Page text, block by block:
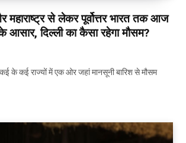
महाराष्ट्र से लेकर पूर्वोत्तर भारत तक आज
आसार, दिल्ली का कैसा रहेगा मौसम?
कई के कई राज्यों में एक ओर जहां मानसूनी बारिश से मौसम